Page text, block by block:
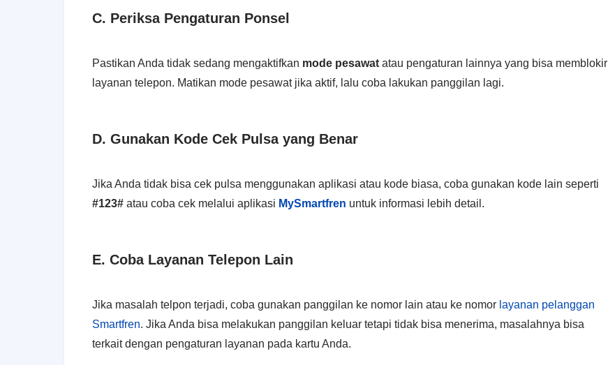
C. Periksa Pengaturan Ponsel
Pastikan Anda tidak sedang mengaktifkan mode pesawat atau pengaturan lainnya yang bisa memblokir
layanan telepon. Matikan mode pesawat jika aktif, lalu coba lakukan panggilan lagi.
D. Gunakan Kode Cek Pulsa yang Benar
Jika Anda tidak bisa cek pulsa menggunakan aplikasi atau kode biasa, coba gunakan kode lain seperti
#123# atau coba cek melalui aplikasi MySmartfren untuk informasi lebih detail.
E. Coba Layanan Telepon Lain
Jika masalah telpon terjadi, coba gunakan panggilan ke nomor lain atau ke nomor layanan pelanggan
Smartfren. Jika Anda bisa melakukan panggilan keluar tetapi tidak bisa menerima, masalahnya bisa
terkait dengan pengaturan layanan pada kartu Anda.